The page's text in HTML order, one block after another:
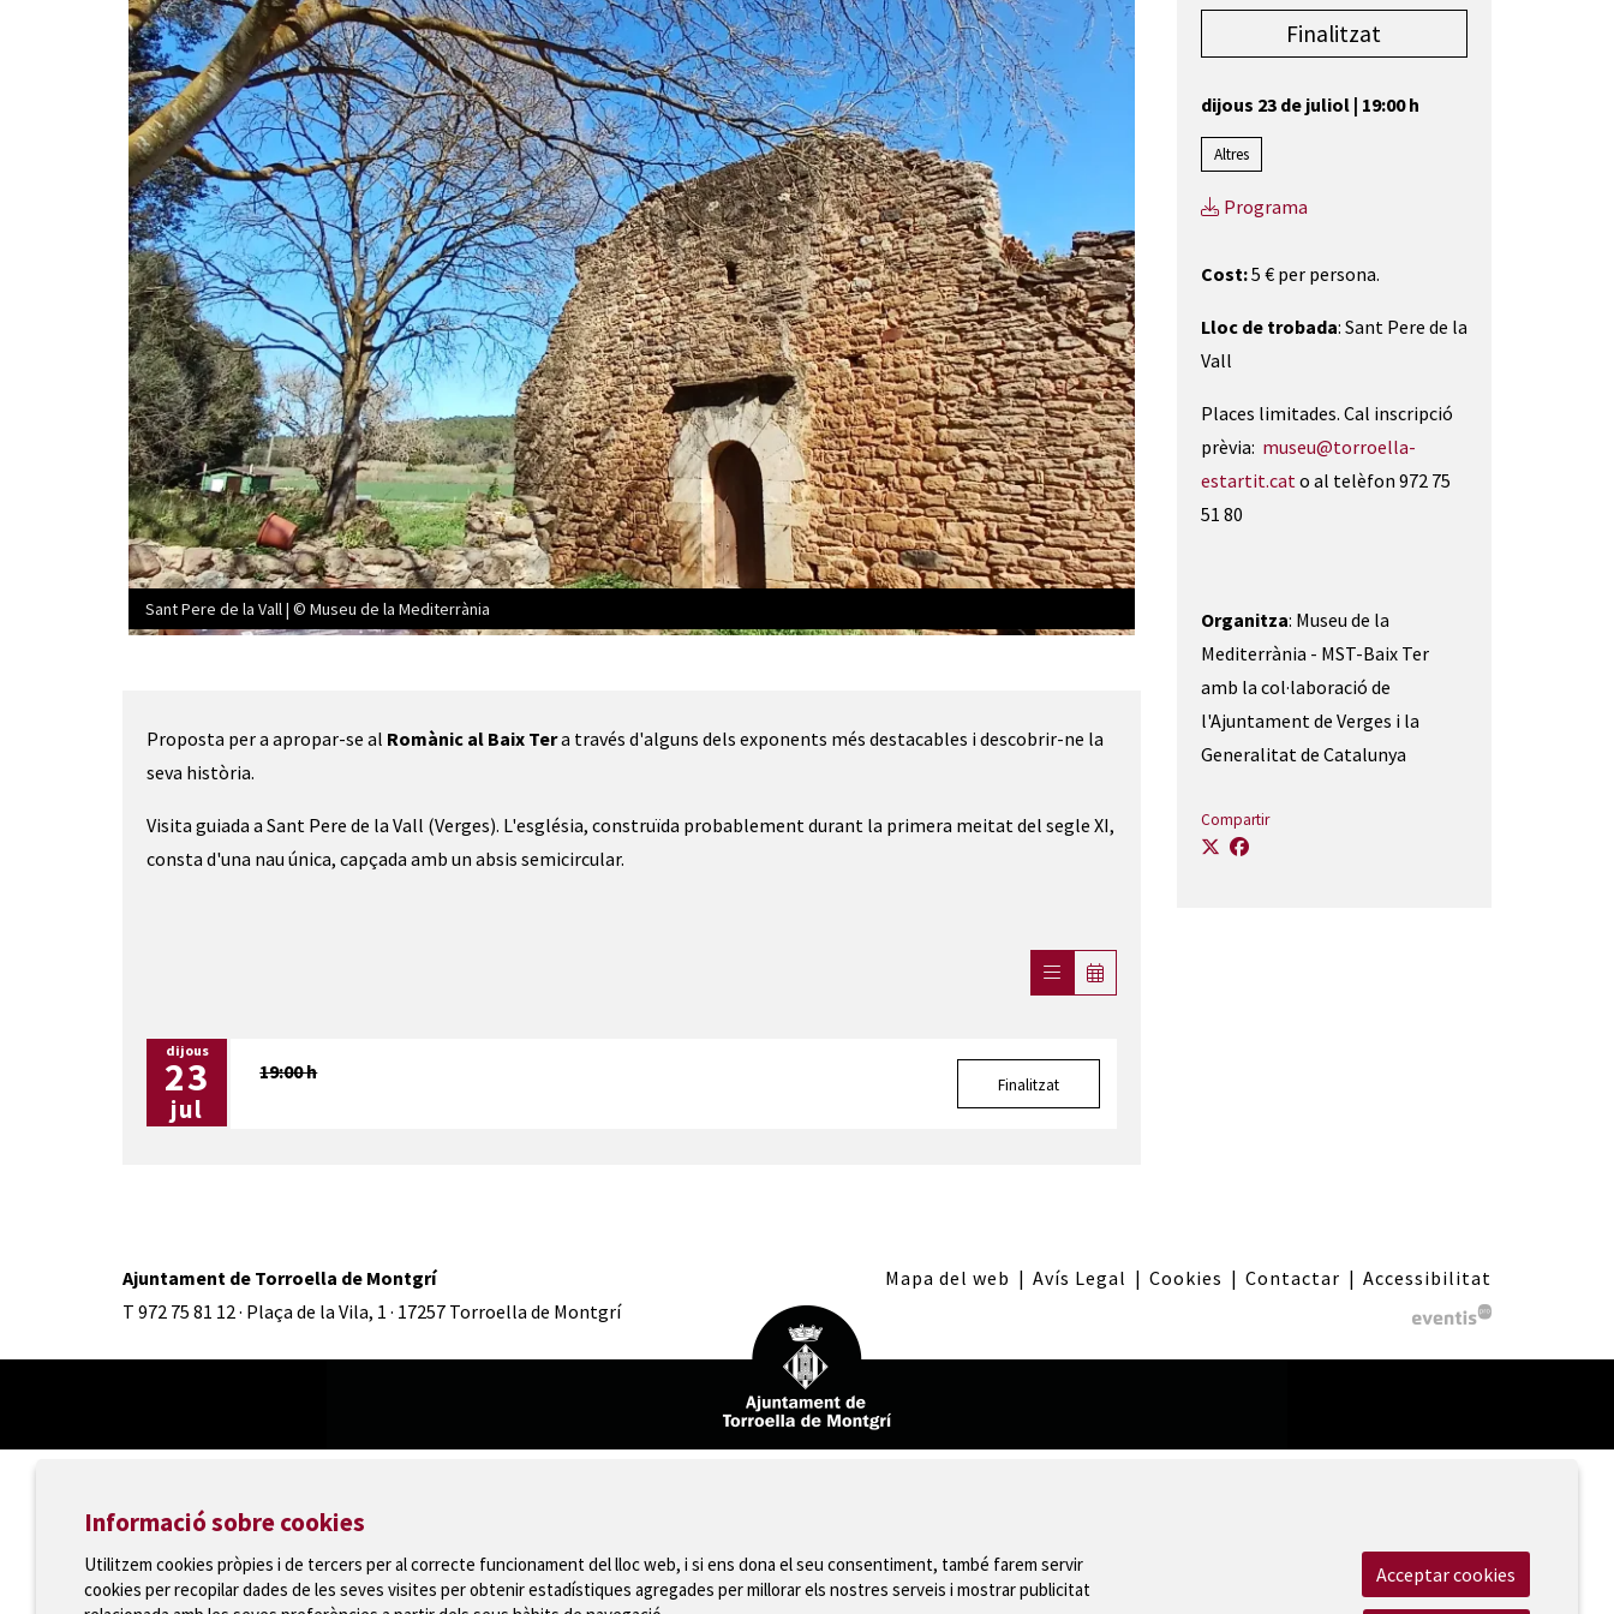
Sant Pere de la Vall | © Museu de la Mediterrània
Proposta per a apropar-se al Romànic al Baix Tera través d'alguns dels exponents més destacables i descobrir-ne la
seva història.
Visita guiada a Sant Pere de la Vall (Verges). L'església, construïda probablement durant la primera meitat del segle XI,
consta d'una nau única, capçada amb un absis semicircular.
dijous
23
jul
19:00 h
Finalitzat
Finalitzat
dijous 23 de juliol| 19:00 h
Altres
Programa
Cost:5 € per persona.
Lloc de trobada: Sant Pere de la
Vall
Places limitades. Cal inscripció
prèvia: museu@torroella-
estartit.cato al telèfon 972 75
51 80
Organitza: Museu de la
Mediterrània - MST-Baix Ter
amb la col·laboració de
l'Ajuntament de Verges i la
Generalitat de Catalunya
Compartir
Ajuntament de Torroella de Montgrí
T 972 75 81 12 · Plaça de la Vila, 1 · 17257 Torroella de Montgrí
Mapa del web | Avís Legal | Cookies | Contactar | Accessibilitat
Informació sobre cookies
Utilitzem cookies pròpies i de tercers per al correcte funcionament del lloc web, i si ens dona el seu consentiment, també farem servir
cookies per recopilar dades de les seves visites per obtenir estadístiques agregades per millorar els nostres serveis i mostrar publicitat
Acceptar cookies